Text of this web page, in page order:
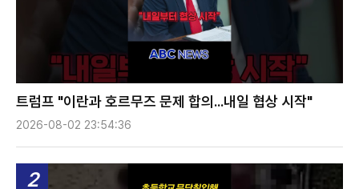
트럼프 "이란과 호르무즈 문제 합의...내일 협상 시작"
2026-08-02 23:54:36
2